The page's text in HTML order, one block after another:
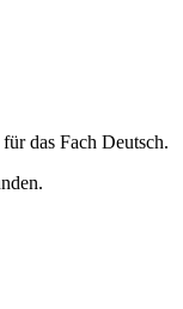
das Fach Deutsch.